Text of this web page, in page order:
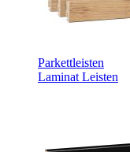
Parkettleisten
Laminat Leisten